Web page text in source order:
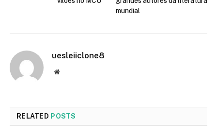
mundial
uesleiiclone8
Website
RELATED POSTS